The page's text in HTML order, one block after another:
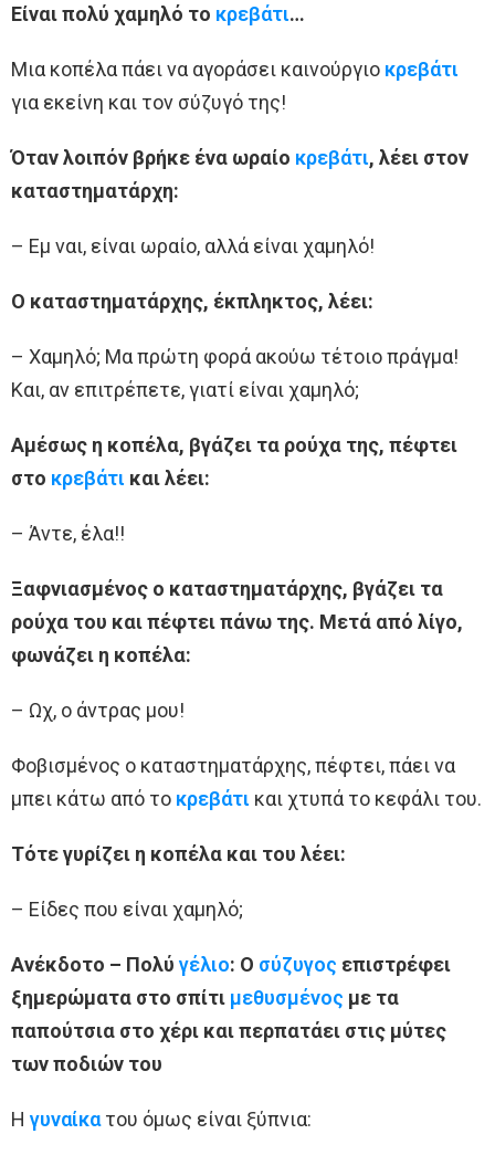
Είναι πολύ χαμηλό το κρεβάτι…
Μια κοπέλα πάει να αγοράσει καινούργιο κρεβάτι
για εκείνη και τον σύζυγό της!
Όταν λοιπόν βρήκε ένα ωραίο κρεβάτι, λέει στον
καταστηματάρχη:
– Εμ ναι, είναι ωραίο, αλλά είναι χαμηλό!
Ο καταστηματάρχης, έκπληκτος, λέει:
– Χαμηλό; Μα πρώτη φορά ακούω τέτοιο πράγμα!
Και, αν επιτρέπετε, γιατί είναι χαμηλό;
Αμέσως η κοπέλα, βγάζει τα ρούχα της, πέφτει
στο κρεβάτι και λέει:
– Άντε, έλα!!
Ξαφνιασμένος ο καταστηματάρχης, βγάζει τα
ρούχα του και πέφτει πάνω της. Μετά από λίγο,
φωνάζει η κοπέλα:
– Ωχ, ο άντρας μου!
Φοβισμένος ο καταστηματάρχης, πέφτει, πάει να
μπει κάτω από το κρεβάτι και χτυπά το κεφάλι του.
Τότε γυρίζει η κοπέλα και του λέει:
– Είδες που είναι χαμηλό;
Ανέκδοτο – Πολύ γέλιο: Ο σύζυγος επιστρέφει
ξημερώματα στο σπίτι μεθυσμένος με τα
παπούτσια στο χέρι και περπατάει στις μύτες
των ποδιών του
Η γυναίκατου όμως είναι ξύπνια: